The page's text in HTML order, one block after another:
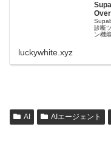
診断
ン機
luckywhite.xyz
AI AIエージェント